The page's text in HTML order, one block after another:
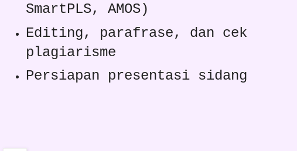
SmartPLS, AMOS)
Editing, parafrase, dan cek
plagiarisme
Persiapan presentasi sidang